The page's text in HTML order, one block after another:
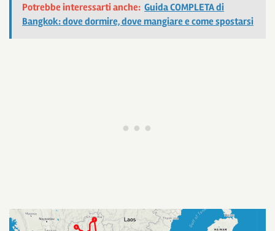
Potrebbe interessarti anche: Guida COMPLETA di
Bangkok: dove dormire, dove mangiare e come spostarsi